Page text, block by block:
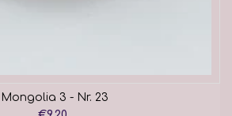
Mongolia 3 - Nr. 23